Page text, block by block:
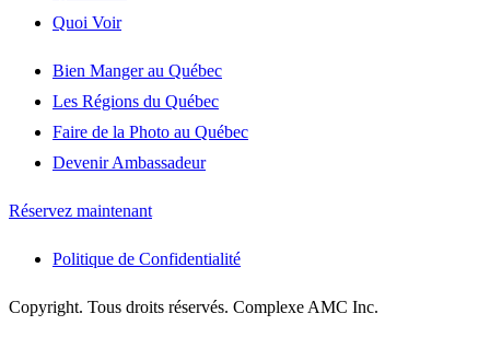
Quoi Voir
Bien Manger au Québec
Les Régions du Québec
Faire de la Photo au Québec
Devenir Ambassadeur
Réservez maintenant
Politique de Confidentialité
Copyright. Tous droits réservés. Complexe AMC Inc.